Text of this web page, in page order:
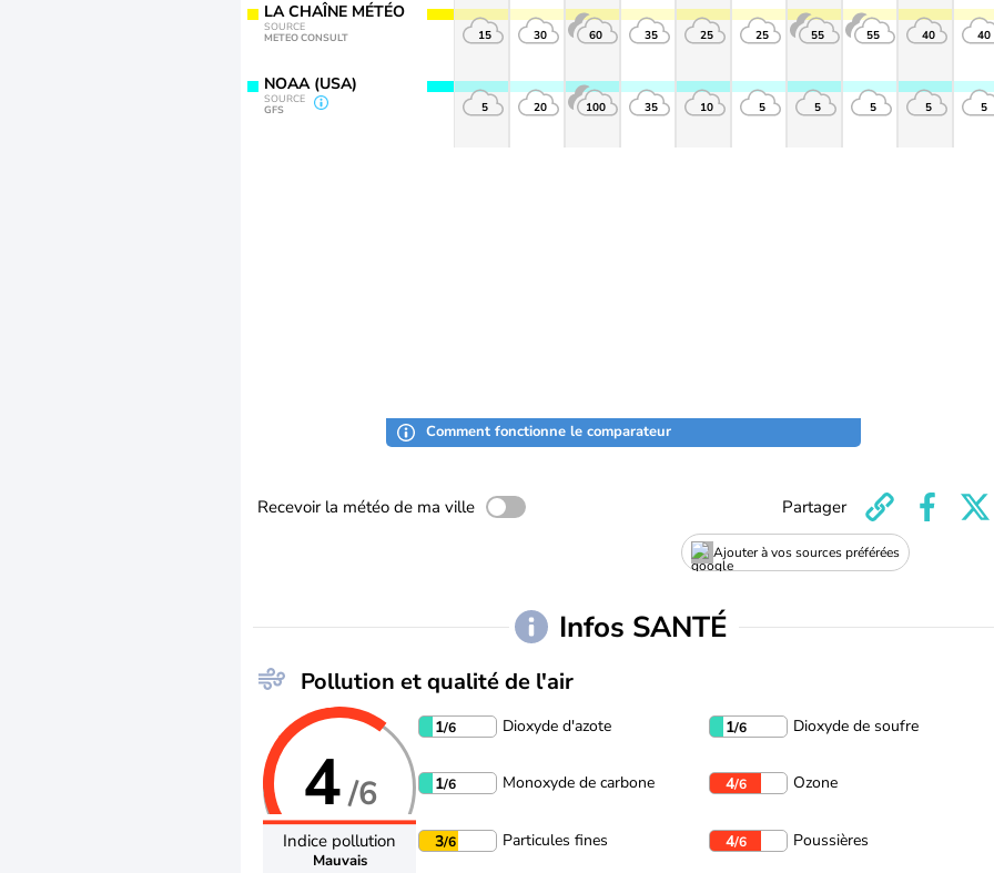
LA CHAÎNE MÉTÉO
SOURCE
METEO CONSULT
NOAA (USA)
SOURCE
GFS
15
5
30
20
60
100
35
35
25
10
25
5
55
5
55
5
40
5
40
5
Comment fonctionne le comparateur
Recevoir la météo de ma ville
Ajouter à vos sources préférées
Partager
Infos SANTÉ
Pollution et qualité de l'air
4/6
Indice pollution
Mauvais
1/6 Dioxyde d'azote 1/6 Dioxyde de soufre
1/6 Monoxyde de carbone 4/6 Ozone
3/6 Particules fines 4/6 Poussières